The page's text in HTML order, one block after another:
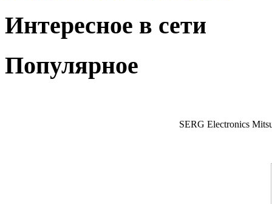
Интересное в сети
Популярное
SERG Electronics